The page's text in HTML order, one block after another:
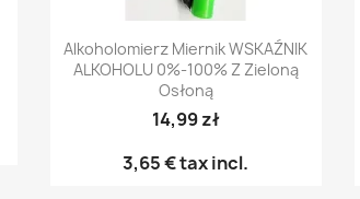
Быстрый просмотр
Alkoholomierz Miernik WSKAŹNIK
ALKOHOLU 0%-100% Z Zieloną
Osłoną
14,99 zł
3,65 €tax incl.